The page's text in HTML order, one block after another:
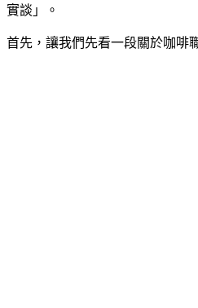
實談」。
首先，讓我們先看一段關於咖啡